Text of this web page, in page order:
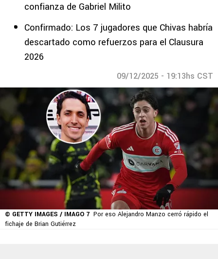
confianza de Gabriel Milito
Confirmado: Los 7 jugadores que Chivas habría
descartado como refuerzos para el Clausura
2026
09/12/2025 - 19:13hs CST
© GETTY IMAGES / IMAGO 7 Por eso Alejandro Manzo cerró rápido el
fichaje de Brian Gutiérrez